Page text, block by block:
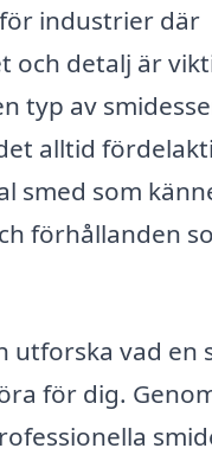
industrier där
och detalj är
typ av
alltid
smed som
förhållanden
utforska vad en
för dig.